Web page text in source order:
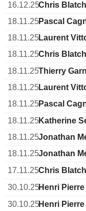
16.12.25Chris
18.11.25Pascal
18.11.25Laurent
18.11.25Chris
18.11.25Thierry
18.11.25Laurent
18.11.25Pascal
18.11.25Katherine
18.11.25Jonathan
18.11.25Jonathan
17.11.25Chris
30.10.25Henri Pierre
30.10.25Henri Pierre